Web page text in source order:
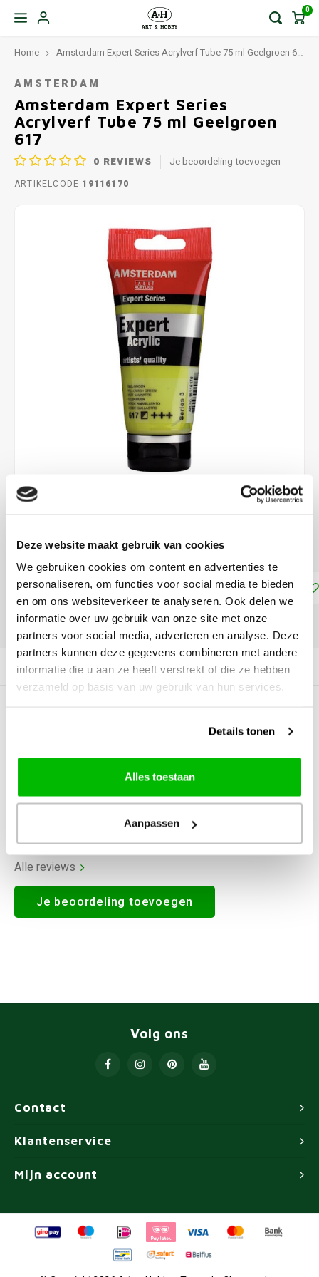
Deze website maakt gebruik van cookies
We gebruiken cookies om content en advertenties te
personaliseren, om functies voor social media te bieden
en om ons websiteverkeer te analyseren. Ook delen we
informatie over uw gebruik van onze site met onze
partners voor social media, adverteren en analyse. Deze
partners kunnen deze gegevens combineren met andere
informatie die u aan ze heeft verstrekt of die ze hebben
verzameld op basis van uw gebruik van hun services.
Details tonen
Alles toestaan
Aanpassen
0
Home Amsterdam Expert Series Acrylverf Tube 75 ml Geelgroen 617
AMSTERDAM
Amsterdam Expert Series
Acrylverf Tube 75 ml Geelgroen
617
0 REVIEWS Je beoordeling toevoegen
ARTIKELCODE 19116170
DIRECT LEVERBAAR
Toevoegen aan winkelwagen
DELEN:
Productomschrijving
Alle reviews
Je beoordeling toevoegen
Contact
Volg ons
Klantenservice
Mijn account